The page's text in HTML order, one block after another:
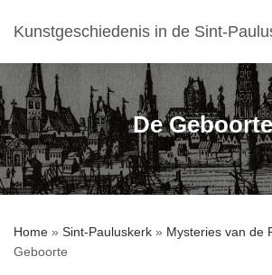
Kunstgeschiedenis in de Sint-
De Geboorte
Home » Sint-Pauluskerk » Mysteries van de
Geboorte